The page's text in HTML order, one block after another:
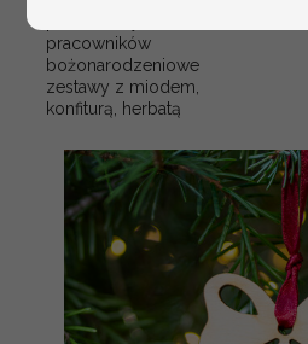
pracowników
bożonarodzeniowe
zestawy z miodem,
konfiturą, herbatą